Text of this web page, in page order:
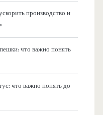
производство и
что важно понять
что важно понять до